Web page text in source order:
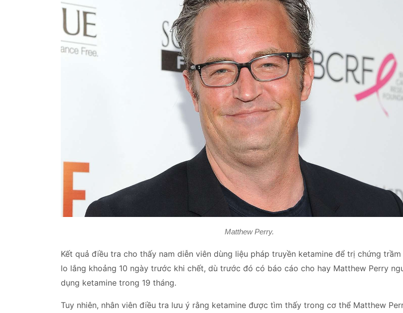
Matthew Perry.
Kết quả điều tra cho thấy nam diễn viên dùng liệu pháp truyền ketamine để trị chứng trầm
lo lắng khoảng 10 ngày trước khi chết, dù trước đó có báo cáo cho hay Matthew Perry
dụng ketamine trong 19 tháng.
Tuy nhiên, nhân viên điều tra lưu ý rằng ketamine được tìm thấy trong cơ thể Matthew